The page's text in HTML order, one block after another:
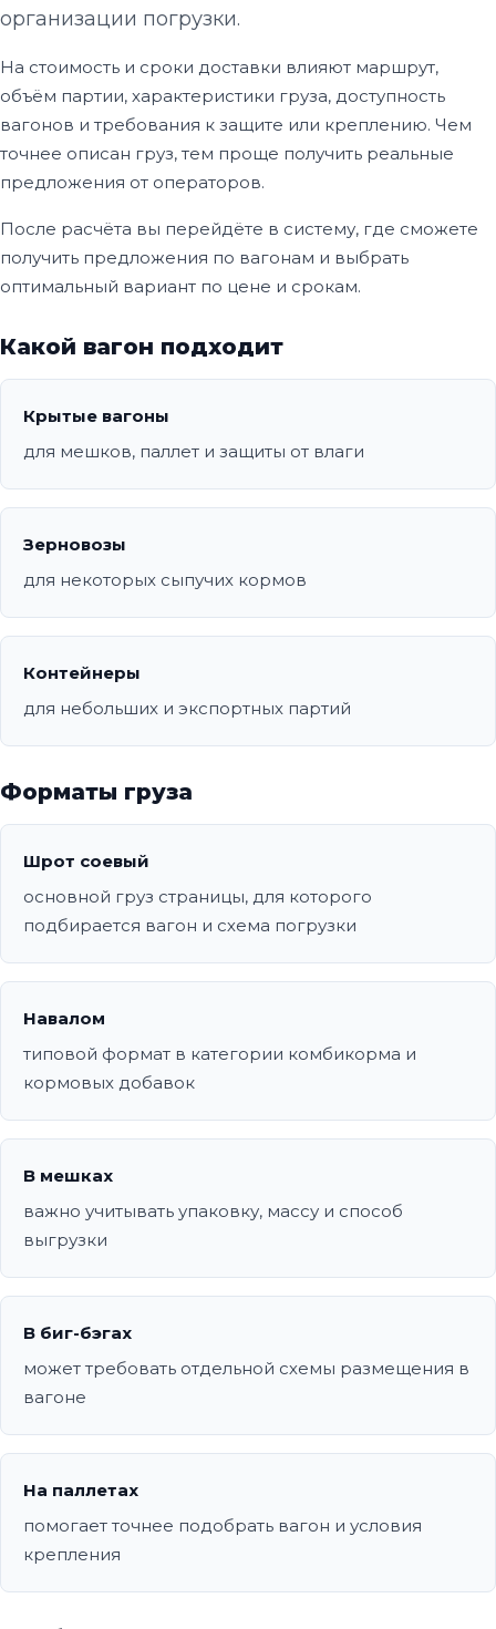
организации погрузки.
На стоимость и сроки доставки влияют маршрут,
объём партии, характеристики груза, доступность
вагонов и требования к защите или креплению. Чем
точнее описан груз, тем проще получить реальные
предложения от операторов.
После расчёта вы перейдёте в систему, где сможете
получить предложения по вагонам и выбрать
оптимальный вариант по цене и срокам.
Какой вагон подходит
Крытые вагоны
для мешков, паллет и защиты от влаги
Зерновозы
для некоторых сыпучих кормов
Контейнеры
для небольших и экспортных партий
Форматы груза
Шрот соевый
основной груз страницы, для которого
подбирается вагон и схема погрузки
Навалом
типовой формат в категории комбикорма и
кормовых добавок
В мешках
важно учитывать упаковку, массу и способ
выгрузки
В биг-бэгах
может требовать отдельной схемы размещения в
вагоне
На паллетах
помогает точнее подобрать вагон и условия
крепления